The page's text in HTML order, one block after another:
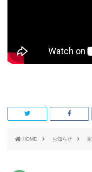
HOME お知らせ